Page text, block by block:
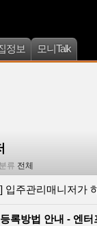
정보 모니Talk
분류 전체
입주관리매니저가
록방법 안내 - 엔터